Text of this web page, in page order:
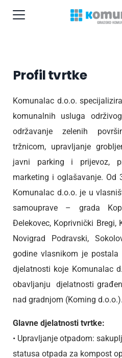
Profil tvrtke
Komunalac d.o.o.
komunalnih usluga
održavanje zelenih
tržnicom, upravljanje
javni parking i prijevoz,
marketing i oglašavanje. Od
Komunalac d.o.o. je u
samouprave – grada
Đelekovec, Koprivnički Bregi,
Novigrad Podravski,
godine vlasnikom je postala
djelatnosti koje Komunalac
obavljanju djelatnosti
nad gradnjom (Koming d.o.o.).
Glavne djelatnosti tvrtke:
• Upravljanje otpadom:
statusa otpada za kompost